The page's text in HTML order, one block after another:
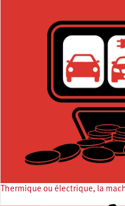
Thermique ou électrique, la